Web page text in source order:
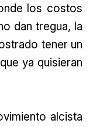
los costos
dan tregua, la
tener un
ya quisieran
alcista